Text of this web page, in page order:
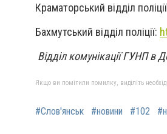
Краматорський відділ
Бахмутський відділ поліції:
Відділ комунікації ГУНП в
Якщо ви помітили помилку, виділіть
#Слов'янськ #новини #102